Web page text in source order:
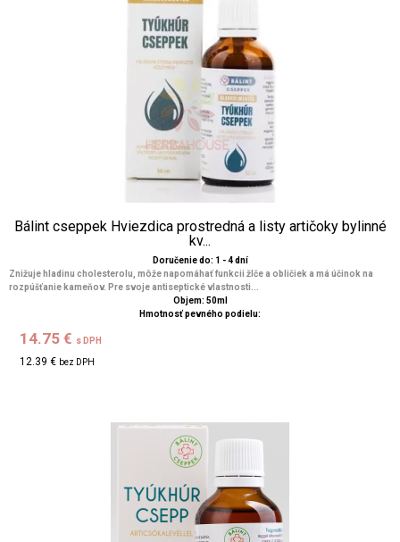
Bálint cseppek Hviezdica prostredná a listy artičoky bylinné
kv...
Doručenie do: 1 - 4 dní
Znižuje hladinu cholesterolu, môže napomáhať funkcii žlče a obličiek a má účinok na
rozpúšťanie kameňov. Pre svoje antiseptické vlastnosti...
Objem: 50ml
Hmotnosť pevného podielu:
14.75 € s DPH
12.39 € bez DPH